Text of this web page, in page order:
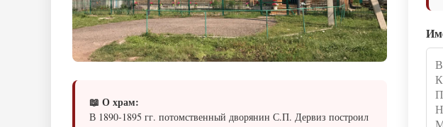
📖 О храм:
В 1890-1895 гг. потомственный дворянин С.П. Дервиз построил